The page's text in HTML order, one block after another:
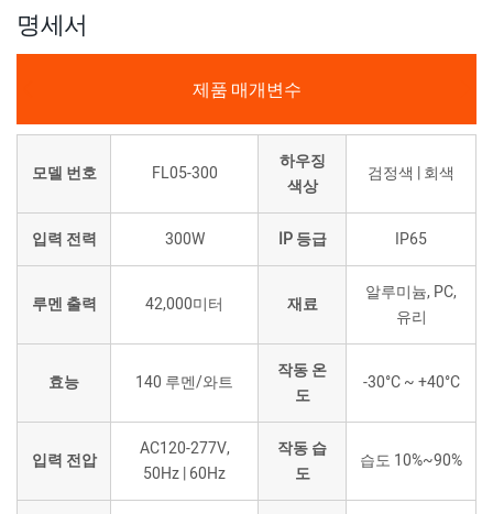
명세서
제품 매개변수
모델 번호 FL05-300
하우징
색상
검정색 | 회색
입력 전력 300W IP 등급 IP65
루멘 출력 42,000미터 재료
알루미늄, PC,
유리
효능 140 루멘/와트
작동 온
도
-30°C ~ +40°C
입력 전압
AC120-277V,
50Hz | 60Hz
작동 습
도
습도 10%~90%